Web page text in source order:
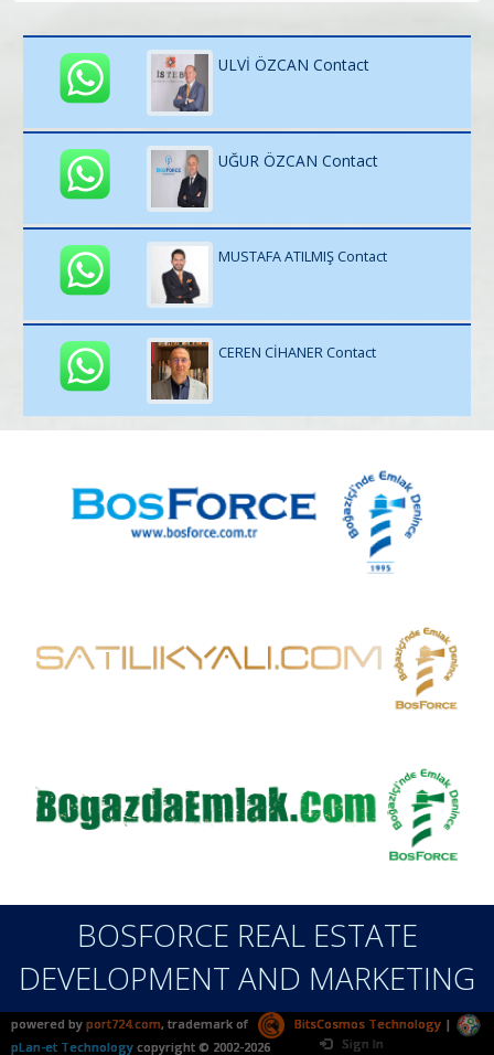
ULVİ ÖZCAN Contact
UĞUR ÖZCAN Contact
MUSTAFA ATILMIŞ Contact
CEREN CİHANER Contact
BOSFORCE REAL ESTATE
DEVELOPMENT AND MARKETING
powered by port724.com, trademark of BitsCosmos Technology |
pLan-et Technology copyright © 2002-2026 Sign In